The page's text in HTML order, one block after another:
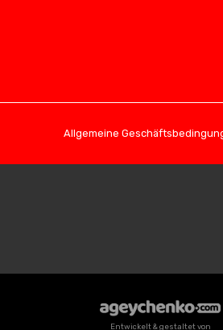
Allgemeine
Entwickelt & gestaltet von